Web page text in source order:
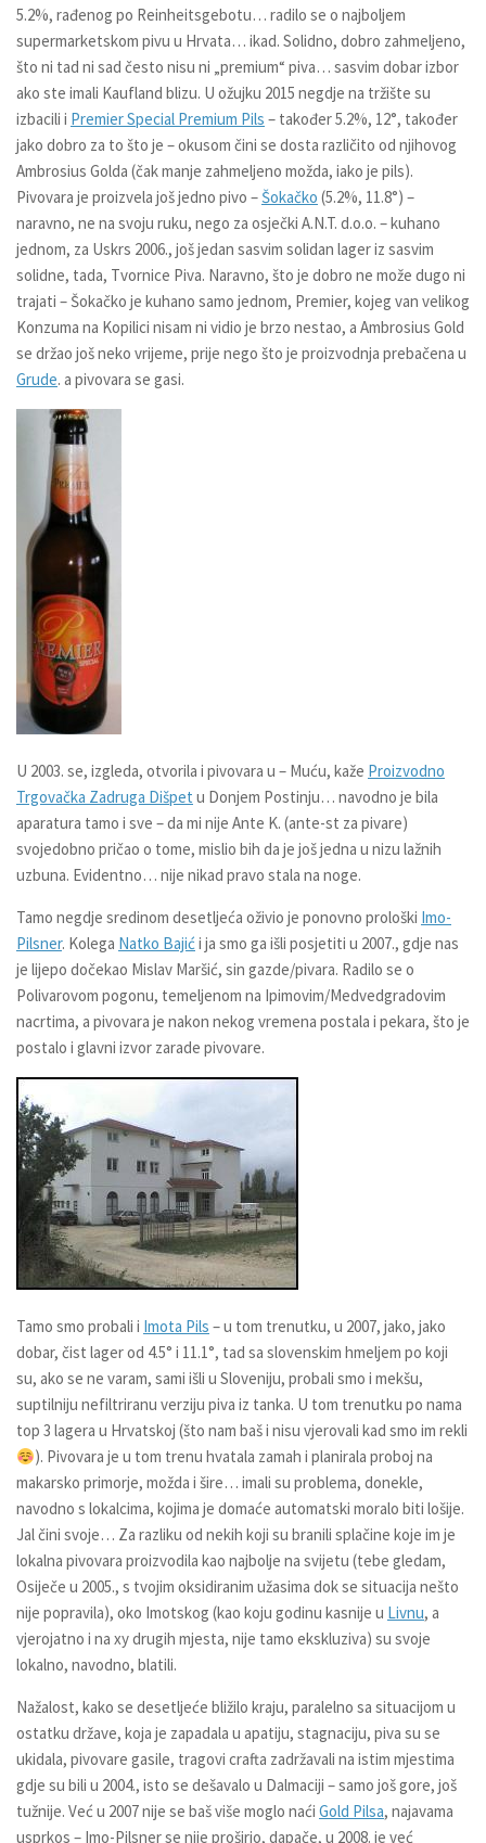
5.2%, rađenog po Reinheitsgebotu… radilo se o najboljem
supermarketskom pivu u Hrvata… ikad. Solidno, dobro zahmeljeno,
što ni tad ni sad često nisu ni „premium“ piva… sasvim dobar izbor
ako ste imali Kaufland blizu. U ožujku 2015 negdje na tržište su
izbacili i Premier Special Premium Pils – također 5.2%, 12°, također
jako dobro za to što je – okusom čini se dosta različito od njihovog
Ambrosius Golda (čak manje zahmeljeno možda, iako je pils).
Pivovara je proizvela još jedno pivo –Šokačko (5.2%, 11.8°) –
naravno, ne na svoju ruku, nego za osječki A.N.T. d.o.o. – kuhano
jednom, za Uskrs 2006., još jedan sasvim solidan lager iz sasvim
solidne, tada, Tvornice Piva. Naravno, što je dobro ne može dugo ni
trajati – Šokačko je kuhano samo jednom, Premier, kojeg van velikog
Konzuma na Kopilici nisam ni vidio je brzo nestao, a Ambrosius Gold
se držao još neko vrijeme, prije nego što je proizvodnja prebačena u
Grude. a pivovara se gasi.
U 2003. se, izgleda, otvorila i pivovara u – Muću, kaže Proizvodno
Trgovačka Zadruga Dišpet u Donjem Postinju… navodno je bila
aparatura tamo i sve – da mi nije Ante K. (ante-st za pivare)
svojedobno pričao o tome, mislio bih da je još jedna u nizu lažnih
uzbuna. Evidentno… nije nikad pravo stala na noge.
Tamo negdje sredinom desetljeća oživio je ponovno prološki Imo-
Pilsner. Kolega Natko Bajići ja smo ga išli posjetiti u 2007., gdje nas
je lijepo dočekao Mislav Maršić, sin gazde/pivara. Radilo se o
Polivarovom pogonu, temeljenom na Ipimovim/Medvedgradovim
nacrtima, a pivovara je nakon nekog vremena postala i pekara, što je
postalo i glavni izvor zarade pivovare.
Tamo smo probali i Imota Pils – u tom trenutku, u 2007, jako, jako
dobar, čist lager od 4.5° i 11.1°, tad sa slovenskim hmeljem po koji
su, ako se ne varam, sami išli u Sloveniju, probali smo i mekšu,
suptilniju nefiltriranu verziju piva iz tanka. U tom trenutku po nama
top 3 lagera u Hrvatskoj (što nam baš i nisu vjerovali kad smo im rekli
). Pivovara je u tom trenu hvatala zamah i planirala proboj na
makarsko primorje, možda i šire… imali su problema, donekle,
navodno s lokalcima, kojima je domaće automatski moralo biti lošije.
Jal čini svoje… Za razliku od nekih koji su branili splačine koje im je
lokalna pivovara proizvodila kao najbolje na svijetu (tebe gledam,
Osiječe u 2005., s tvojim oksidiranim užasima dok se situacija nešto
nije popravila), oko Imotskog (kao koju godinu kasnije u Livnu, a
vjerojatno i na xy drugih mjesta, nije tamo ekskluziva) su svoje
lokalno, navodno, blatili.
Nažalost, kako se desetljeće bližilo kraju, paralelno sa situacijom u
ostatku države, koja je zapadala u apatiju, stagnaciju, piva su se
ukidala, pivovare gasile, tragovi crafta zadržavali na istim mjestima
gdje su bili u 2004., isto se dešavalo u Dalmaciji – samo još gore, još
tužnije. Već u 2007 nije se baš više moglo naći Gold Pilsa, najavama
usprkos – Imo-Pilsner se nije proširio, dapače, u 2008. je već